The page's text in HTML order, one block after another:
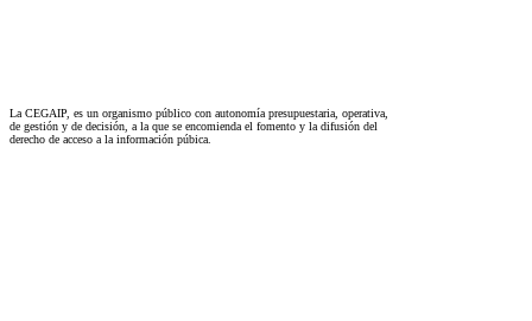
La CEGAIP, es un organismo público con autonomía presupuestaria, operativa,
de gestión y de decisión, a la que se encomienda el fomento y la difusión del
derecho de acceso a la información púbica.